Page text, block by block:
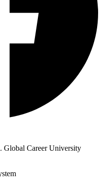
Global Career University